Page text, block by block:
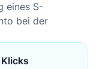
eines S-
bei der